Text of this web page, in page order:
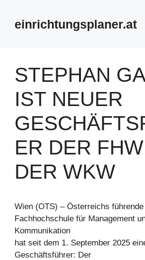
springeneinrichtungsplaner.at
STEPHAN
IST NEUER
ER DER
DER WKW
Wien (OTS) – Österreichs führende
Fachhochschule für Management
Kommunikation
hat seit dem 1. September 2025
Geschäftsführer: Der